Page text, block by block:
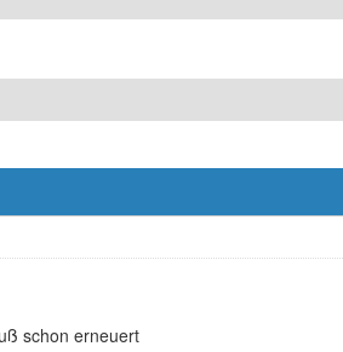
schon erneuert